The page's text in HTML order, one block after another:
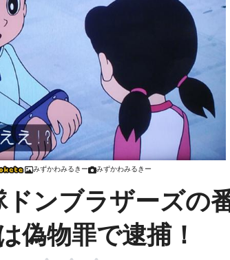
みずかわみるきー みずかわみるきー
ドンブラザーズの
偽物罪で逮捕！